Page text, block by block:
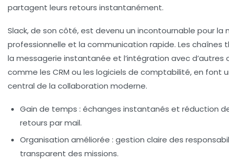
partagent leurs retours instantanément.
Slack, de son côté, est devenu un incontournable pour la
professionnelle et la communication rapide. Les chaînes
la messagerie instantanée et l’intégration avec d’autres
comme les CRM ou les logiciels de comptabilité, en font
central de la collaboration moderne.
Gain de temps : échanges instantanés et réduction
retours par mail.
Organisation améliorée : gestion claire des
transparent des missions.